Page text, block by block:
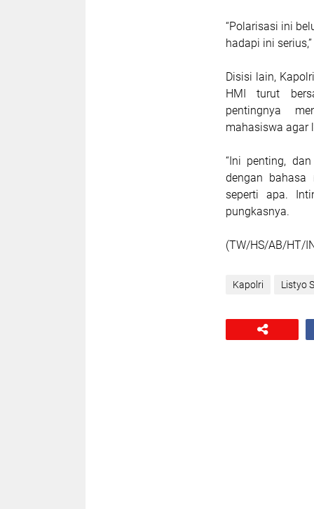
“Polarisasi ini
hadapi ini
Disisi lain,
HMI turut
pentingnya
mahasiswa agar
“Ini penting,
dengan bahasa
seperti apa.
pungkasnya.
(TW/HS/AB/HT/
Kapolri Listyo